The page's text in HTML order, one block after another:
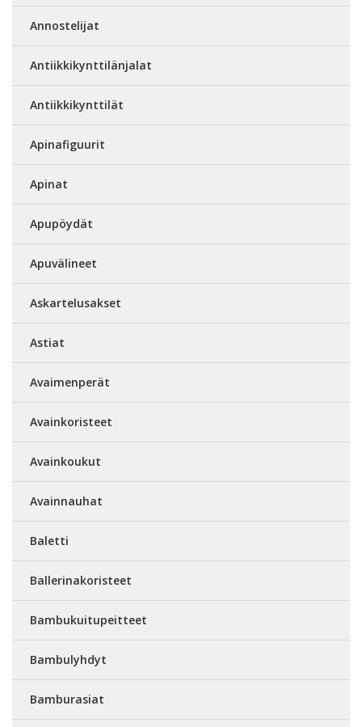
Annostelijat
Antiikkikynttilänjalat
Antiikkikynttilät
Apinafiguurit
Apinat
Apupöydät
Apuvälineet
Askartelusakset
Astiat
Avaimenperät
Avainkoristeet
Avainkoukut
Avainnauhat
Baletti
Ballerinakoristeet
Bambukuitupeitteet
Bambulyhdyt
Bamburasiat